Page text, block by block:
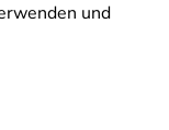
und